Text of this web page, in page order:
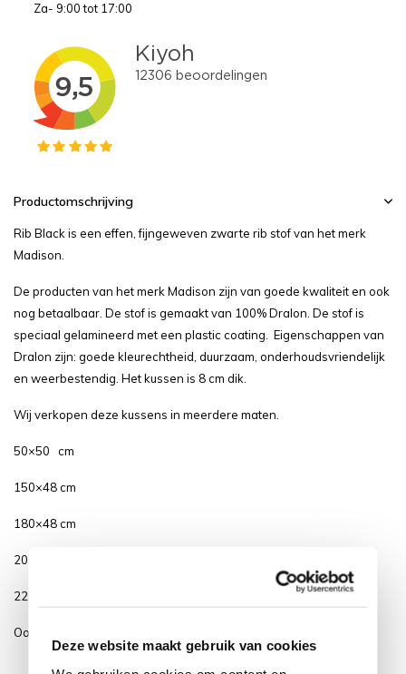
Deze website maakt gebruik van cookies
Za- 9:00 tot 17:00
Productomschrijving
Rib Black is een effen, fijngeweven zwarte rib stof van het merk
Madison.
De producten van het merk Madison zijn van goede kwaliteit en ook
nog betaalbaar. De stof is gemaakt van 100% Dralon. De stof is
speciaal gelamineerd met een plastic coating. Eigenschappen van
Dralon zijn: goede kleurechtheid, duurzaam, onderhoudsvriendelijk
en weerbestendig. Het kussen is 8 cm dik.
Wij verkopen deze kussens in meerdere maten.
50×50 cm
150×48 cm
180×48 cm
200×48 cm
220×48 cm
Ook verkrijgbaar in Rib liver kleur.